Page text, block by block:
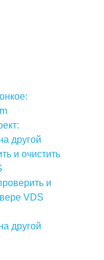
другой
и очистить
и
VDS
другой